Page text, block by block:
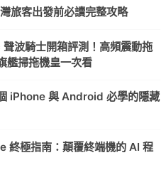
旅客出發前必讀完整攻略
波騎士開箱評測！高頻震動拖
掃拖機皇一次看
iPhone 與 Android 必學的隱藏
終極指南：顛覆終端機的 AI 程